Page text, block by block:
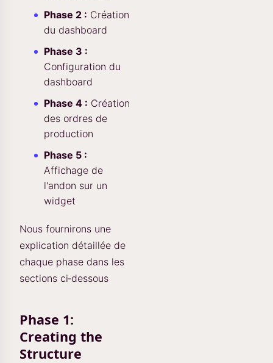
Phase 2 : Création
du dashboard
Phase 3 :
Configuration du
dashboard
Phase 4 : Création
des ordres de
production
Phase 5 :
Affichage de
l'andon sur un
widget
Nous fournirons une
explication détaillée de
chaque phase dans les
sections ci‑dessous
Phase 1:
Creating the
Structure